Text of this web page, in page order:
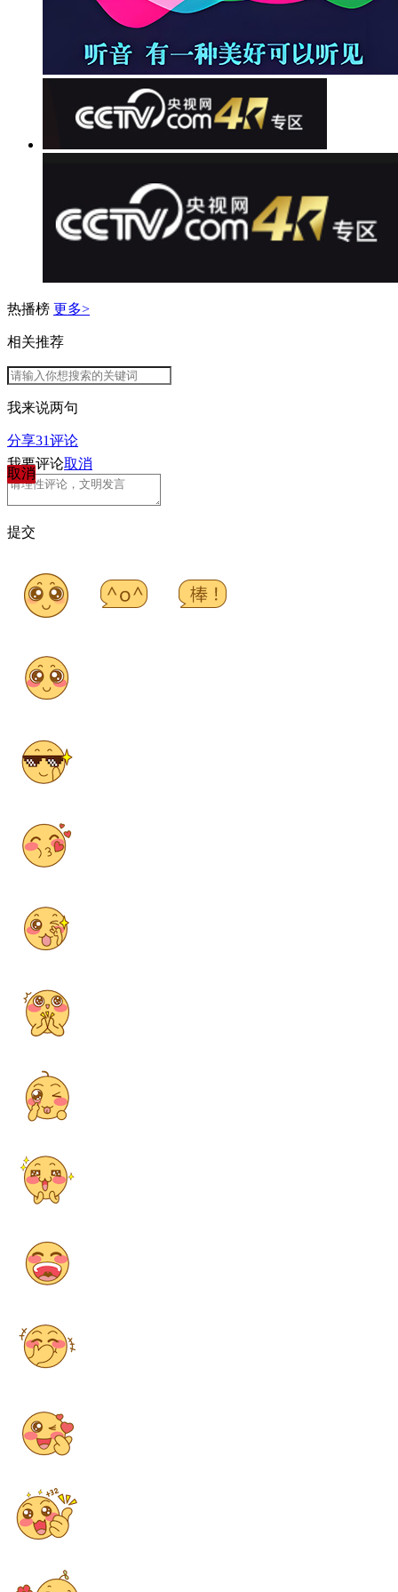
热播榜 更多>
相关推荐
我来说两句
分享31评论
取消
我要评论取消
提交